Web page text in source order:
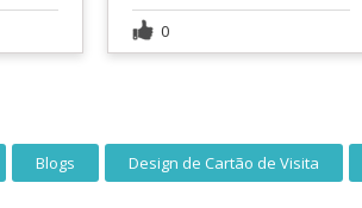
0
Blogs Design de Cartão de Visita